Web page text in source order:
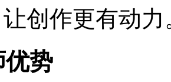
创作更有动力
优势